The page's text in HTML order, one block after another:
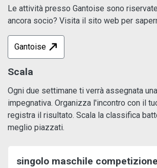
Le attività presso Gantoise sono
ancora socio? Visita il sito web per
Gantoise
Scala
Ogni due settimane ti verrà assegnata
impegnativa. Organizza l'incontro con il
registra il risultato. Scala la classifica
meglio piazzati.
singolo maschile